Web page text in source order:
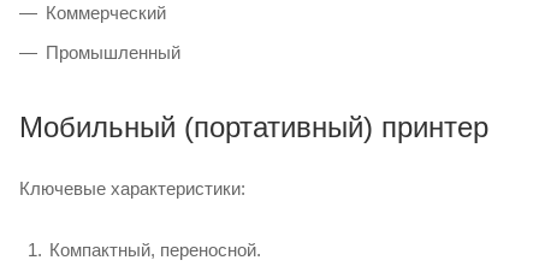
Коммерческий
Промышленный
Мобильный (портативный) принтер
Ключевые характеристики:
Компактный, переносной.